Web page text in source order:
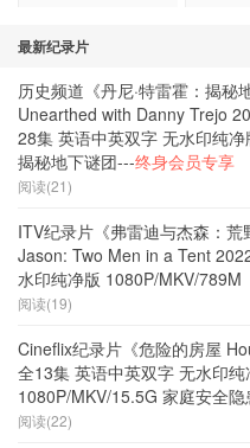
最新纪录片
历史频道《丹尼·特雷霍：揭秘
Unearthed with Danny Trejo
28集 英语中英双字 无水印纯
揭秘地下谜团---终身会员专享
阅读(21)
ITV纪录片《弗雷迪与杰森：
Jason: Two Men in a Tent
水印纯净版 1080P/MKV/789M
阅读(19)
Cineflix纪录片《危险的房屋
全13集 英语中英双字 无水印纯
1080P/MKV/15.5G 家庭安全隐
阅读(22)